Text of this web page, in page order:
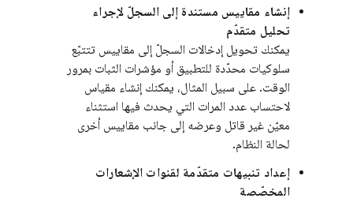
إنشاء مقاييس مستندة إلى السجلّ لإجراء
تحليل متقدّم
يمكنك تحويل إدخالات السجلّ إلى مقاييس تتتبّع
سلوكيات محدّدة للتطبيق أو مؤشرات الثبات بمرور
الوقت. على سبيل المثال، يمكنك إنشاء مقياس
لاحتساب عدد المرات التي يحدث فيها استثناء
معيّن غير قاتل وعرضه إلى جانب مقاييس أخرى
لحالة النظام.
إعداد تنبيهات متقدّمة لقنوات الإشعارات
المخصّصة